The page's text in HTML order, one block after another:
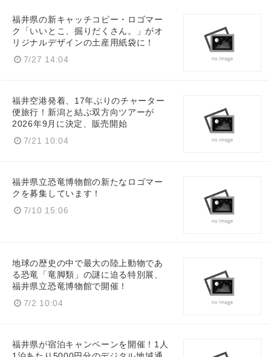
福井県の新キャッチコピー・ロゴマー
ク「いいとこ、掘りだくさん。」がオ
リジナルデザインの土産用紙袋に！
7/27 14:04
福井空港発着、17年ぶりのチャーター
便旅行！新潟と結ぶ双方向ツアーが
2026年9月に決定、販売開始
7/21 10:04
福井県立恐竜博物館の新たなロゴマー
クを募集しています！
7/10 15:06
地球の歴史の中で最大の陸上動物であ
る恐竜「竜脚類」の謎に迫る特別展、
福井県立恐竜博物館で開催！
7/2 10:04
福井県が宿泊キャンペーンを開催！1人